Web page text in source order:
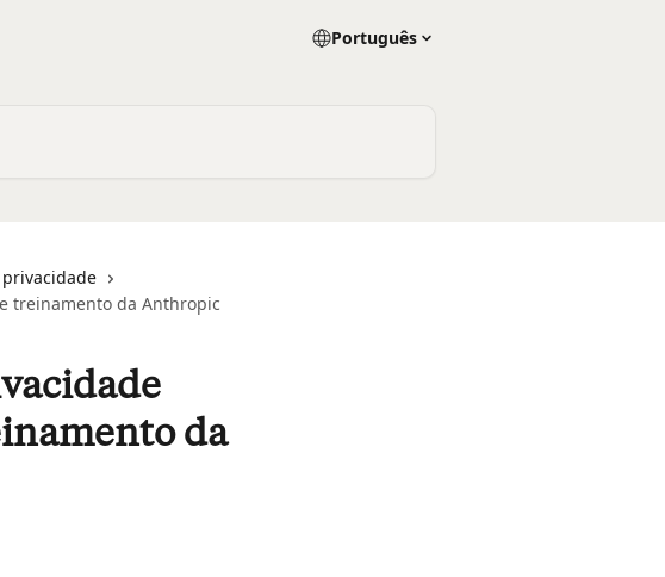
Português
treinamento da Anthropic
da